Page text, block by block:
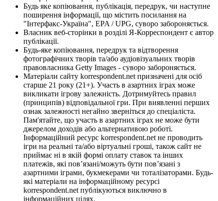
Будь яке копіювання, публікація, передрук, чи наступне
поширення інформації, що містить посилання на
"Інтерфакс-Україна", EPA / UPG, суворо забороняється.
Власник веб-сторінки в розділі Я-Корреспондент є автор
публікації.
Будь-яке копіювання, передрук та відтворення
фотографічних творів та/або аудіовізуальних творів
правовласника Getty Images - суворо забороняється.
Матеріали сайту korrespondent.net призначені для осіб
старше 21 року (21+). Участь в азартних іграх може
викликати ігрову залежність. Дотримуйтесь правил
(принципів) відповідальної гри. При виявленні перших
ознак залежності негайно зверніться до спеціаліста.
Пам'ятайте, що участь в азартних іграх не може бути
джерелом доходів або альтернативою роботі.
Інформаційний ресурс korrespondent.net не проводить
ігри на реальні та/або віртуальні гроші, також сайт не
приймає ні в якій формі оплату ставок та інших
платежів, які пов’язані/можуть бути пов’язані з
азартними іграми, букмекерами чи тоталізаторами. Будь-
які матеріали на інформаційному ресурсі
korrespondent.net публікуються виключно в
інформаційних цілях.